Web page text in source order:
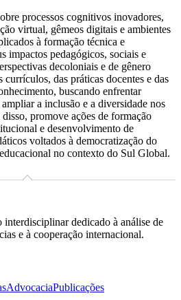
processos cognitivos inovadores,
virtual, gêmeos digitais e ambientes
à formação técnica e
impactos pedagógicos, sociais e
decoloniais e de gênero
das práticas docentes e das
buscando enfrentar
a inclusão e a diversidade nos
promove ações de formação
e desenvolvimento de
voltados à democratização do
no contexto do Sul Global.
dedicado à análise de
e à cooperação internacional.
AdvocaciaPublicações